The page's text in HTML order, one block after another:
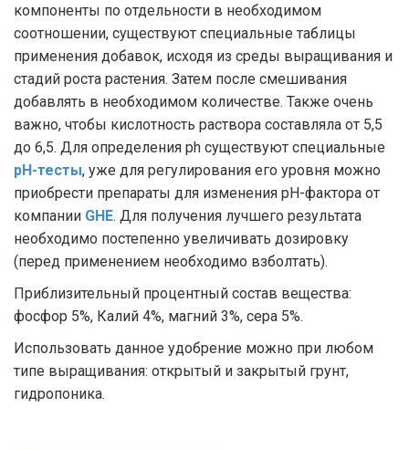
компоненты по отдельности в необходимом
соотношении, существуют специальные таблицы
применения добавок, исходя из среды выращивания и
стадий роста растения. Затем после смешивания
добавлять в необходимом количестве. Также очень
важно, чтобы кислотность раствора составляла от 5,5
до 6,5. Для определения ph существуют специальные
pH-тесты, уже для регулирования его уровня можно
приобрести препараты для изменения pH-фактора от
компании GHE. Для получения лучшего результата
необходимо постепенно увеличивать дозировку
(перед применением необходимо взболтать).
Приблизительный процентный состав вещества:
фосфор 5%, Калий 4%, магний 3%, сера 5%.
Использовать данное удобрение можно при любом
типе выращивания: открытый и закрытый грунт,
гидропоника.